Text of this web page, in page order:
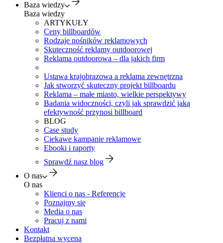
Baza wiedzy
Baza wiedzy
ARTYKUŁY
Ceny billboardów
Rodzaje nośników reklamowych
Skuteczność reklamy outdoorowej
Reklama outdoorowa – dla jakich firm
Ustawa krajobrazowa a reklama zewnętrzna
Jak stworzyć skuteczny projekt billboardu
Reklama – małe miasto, wielkie perspektywy
Badania widoczności, czyli jak sprawdzić jaką
efektywność przynosi billboard
BLOG
Case study
Ciekawe kampanie reklamowe
Ebooki i raporty
Sprawdź nasz blog
O nas
O nas
Klienci o nas - Referencje
Poznajmy się
Media o nas
Pracuj z nami
Kontakt
Bezpłatna wycena